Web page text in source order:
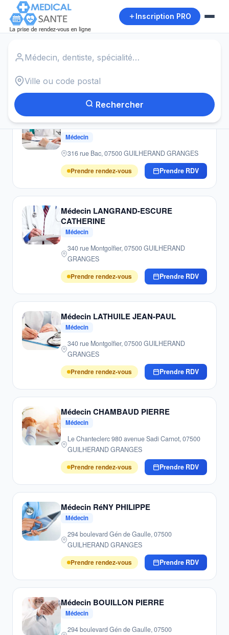
Inscription PRO
Rechercher
Autour de moi
Médecin KONING-KOCHGAGARIAN
BRIGITTE
Médecin
316 rue Bac, 07500 GUILHERAND GRANGES
Prendre rendez-vous
Prendre RDV
Médecin LANGRAND-ESCURE
CATHERINE
Médecin
340 rue Montgolfier, 07500 GUILHERAND
GRANGES
Prendre rendez-vous
Prendre RDV
Médecin LATHUILE JEAN-PAUL
Médecin
340 rue Montgolfier, 07500 GUILHERAND
GRANGES
Prendre rendez-vous
Prendre RDV
Médecin CHAMBAUD PIERRE
Médecin
Le Chanteclerc 980 avenue Sadi Carnot, 07500
GUILHERAND GRANGES
Prendre rendez-vous
Prendre RDV
Médecin RéNY PHILIPPE
Médecin
294 boulevard Gén de Gaulle, 07500
GUILHERAND GRANGES
Prendre rendez-vous
Prendre RDV
Médecin BOUILLON PIERRE
Médecin
294 boulevard Gén de Gaulle, 07500